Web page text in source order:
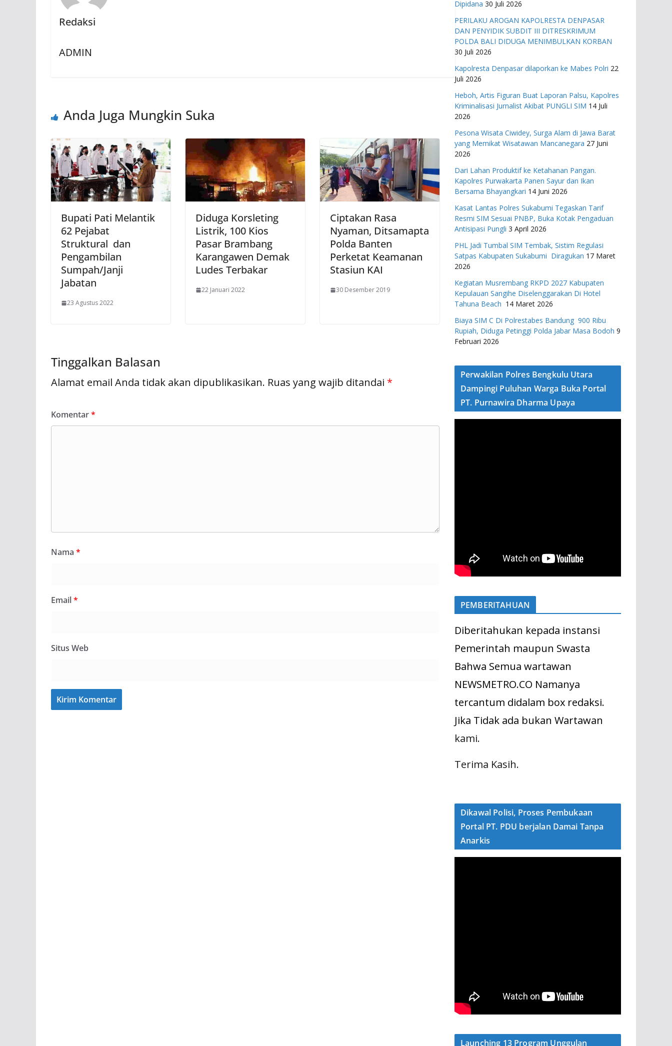
Redaksi
ADMIN
Anda Juga Mungkin Suka
Bupati Pati Melantik
62 Pejabat
Struktural dan
Pengambilan
Sumpah/Janji
Jabatan
23 Agustus 2022
Diduga Korsleting
Listrik, 100 Kios
Pasar Brambang
Karangawen Demak
Ludes Terbakar
22 Januari 2022
Ciptakan Rasa
Nyaman, Ditsamapta
Polda Banten
Perketat Keamanan
Stasiun KAI
30 Desember 2019
Tinggalkan Balasan
Alamat email Anda tidak akan dipublikasikan. Ruas yang wajib ditandai *
Komentar*
Nama *
Email*
Situs Web
Dipidana 30 Juli 2026
PERILAKU AROGAN KAPOLRESTA DENPASAR
DAN PENYIDIK SUBDIT III DITRESKRIMUM
POLDA BALI DIDUGA MENIMBULKAN KORBAN
30 Juli 2026
Kapolresta Denpasar dilaporkan ke Mabes Polri 22
Juli 2026
Heboh, Artis Figuran Buat Laporan Palsu, Kapolres
Kriminalisasi Jurnalist Akibat PUNGLI SIM 14 Juli
2026
Pesona Wisata Ciwidey, Surga Alam di Jawa Barat
yang Memikat Wisatawan Mancanegara 27 Juni
2026
Dari Lahan Produktif ke Ketahanan Pangan.
Kapolres Purwakarta Panen Sayur dan Ikan
Bersama Bhayangkari 14 Juni 2026
Kasat Lantas Polres Sukabumi Tegaskan Tarif
Resmi SIM Sesuai PNBP, Buka Kotak Pengaduan
Antisipasi Pungli 3 April 2026
PHL Jadi Tumbal SIM Tembak, Sistim Regulasi
Satpas Kabupaten Sukabumi Diragukan 17 Maret
2026
Kegiatan Musrembang RKPD 2027 ​Kabupaten
Kepulauan Sangihe Diselenggarakan Di Hotel
Tahuna Beach 14 Maret 2026
Biaya SIM C Di Polrestabes Bandung 900 Ribu
Rupiah, Diduga Petinggi Polda Jabar Masa Bodoh 9
Februari 2026
Perwakilan Polres Bengkulu Utara
Dampingi Puluhan Warga Buka Portal
PT. Purnawira Dharma Upaya
PEMBERITAHUAN
Diberitahukan kepada instansi
Pemerintah maupun Swasta
Bahwa Semua wartawan
NEWSMETRO.CO Namanya
tercantum didalam box redaksi.
Jika Tidak ada bukan Wartawan
kami.
Terima Kasih.
Dikawal Polisi, Proses Pembukaan
Portal PT. PDU berjalan Damai Tanpa
Anarkis
Launching 13 Program Unggulan